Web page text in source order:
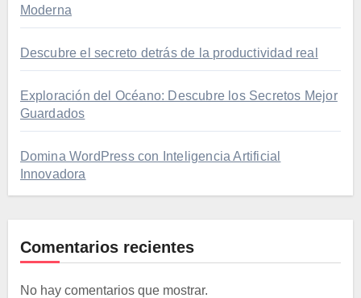
Moderna
Descubre el secreto detrás de la productividad real
Exploración del Océano: Descubre los Secretos Mejor
Guardados
Domina WordPress con Inteligencia Artificial
Innovadora
Comentarios recientes
No hay comentarios que mostrar.